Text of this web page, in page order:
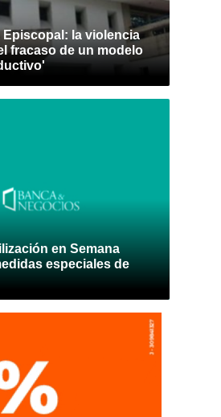
la violencia
fracaso de un modelo
en Semana
especiales de